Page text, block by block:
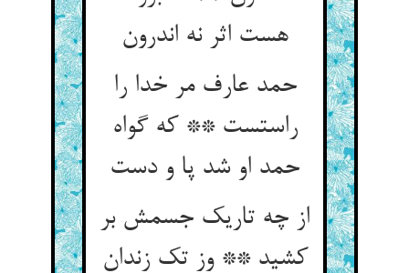
هست اثر نه اندرون
حمد عارف مر خدا را
راستست ** که گواه
حمد او شد پا و دست
از چه تاریک جسمش بر
کشید ** وز تک زندان